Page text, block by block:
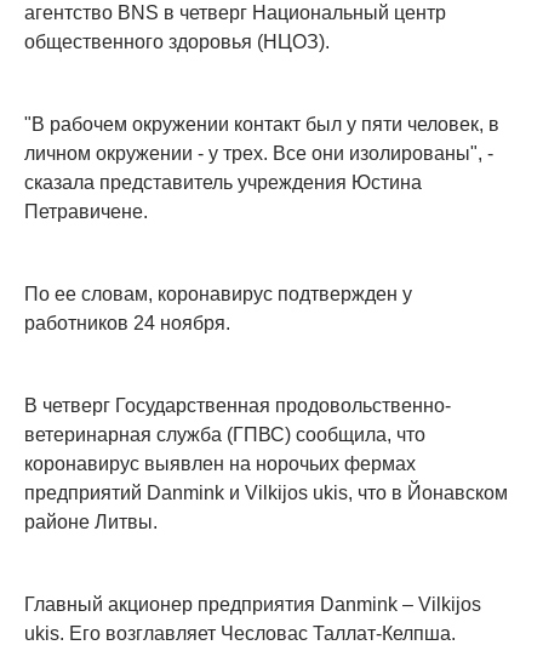
агентство BNS в четверг Национальный центр
общественного здоровья (НЦОЗ).
"В рабочем окружении контакт был у пяти человек, в
личном окружении - у трех. Все они изолированы", -
сказала представитель учреждения Юстина
Петравичене.
По ее словам, коронавирус подтвержден у
работников 24 ноября.
В четверг Государственная продовольственно-
ветеринарная служба (ГПВС) сообщила, что
коронавирус выявлен на норочьих фермах
предприятий Danmink и Vilkijos ukis, что в Йонавском
районе Литвы.
Главный акционер предприятия Danmink – Vilkijos
ukis. Его возглавляет Чесловас Таллат-Келпша.